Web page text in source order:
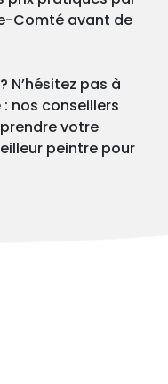
Comté avant de
N’hésitez pas à
nos conseillers
votre
peintre pour